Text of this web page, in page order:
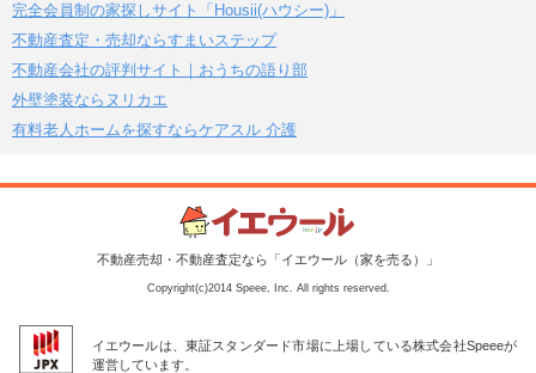
完全会員制の家探しサイト「Housii(ハウシー)」
不動産査定・売却ならすまいステップ
不動産会社の評判サイト｜おうちの語り部
外壁塗装ならヌリカエ
有料老人ホームを探すならケアスル 介護
不動産売却・不動産査定なら「イエウール（家を売る）」
Copyright(c)2014 Speee, Inc. All rights reserved.
イエウールは、東証スタンダード市場に上場している株式会社Speeeが
運営しています。